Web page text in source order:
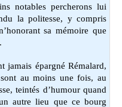
notables percherons lui
la politesse, y compris
sa mémoire que
jamais épargné Rémalard,
au moins une fois, au
teintés d’humour quand
autre lieu que ce bourg